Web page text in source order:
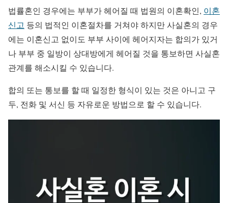
법률혼인 경우에는 부부가 헤어질 때 법원의 이혼확인, 이혼
신고 등의 법적인 이혼절차를 거쳐야 하지만 사실혼의 경우
에는 이혼신고 없이도 부부 사이에 헤어지자는 합의가 있거
나 부부 중 일방이 상대방에게 헤어질 것을 통보하면 사실혼
관계를 해소시킬 수 있습니다.
합의 또는 통보를 할 때 일정한 형식이 있는 것은 아니고 구
두, 전화 및 서신 등 자유로운 방법으로 할 수 있습니다.